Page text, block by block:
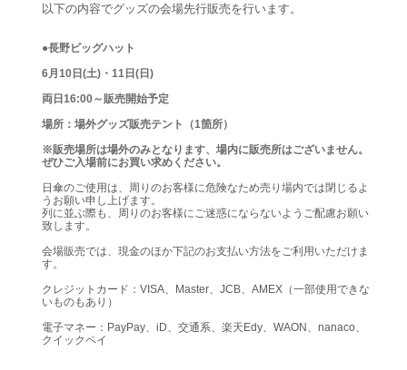
以下の内容でグッズの会場先行販売を行います。
●長野ビッグハット
6月10日(土)・11日(日)
両日16:00～販売開始予定
場所：場外グッズ販売テント（1箇所）
※販売場所は場外のみとなります、場内に販売所はございません。
ぜひご入場前にお買い求めください。
日傘のご使用は、周りのお客様に危険なため売り場内では閉じるよ
うお願い申し上げます。
列に並ぶ際も、周りのお客様にご迷惑にならないようご配慮お願い
致します。
会場販売では、現金のほか下記のお支払い方法をご利用いただけま
す。
クレジットカード：VISA、Master、JCB、AMEX（一部使用できな
いものもあり）
電子マネー：PayPay、iD、交通系、楽天Edy、WAON、nanaco、
クイックペイ